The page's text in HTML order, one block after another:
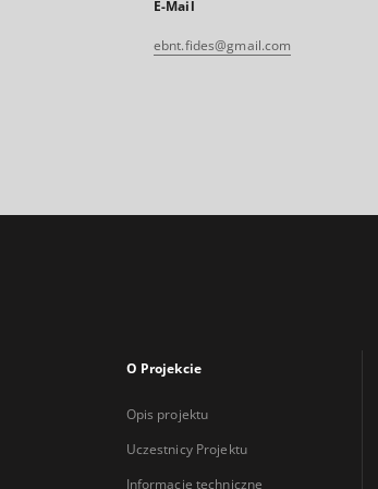
E-Mail
ebnt.fides@gmail.com
O Projekcie
Opis projektu
Uczestnicy Projektu
Informacje techniczne